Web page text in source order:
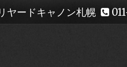
ヤードキャノン札幌